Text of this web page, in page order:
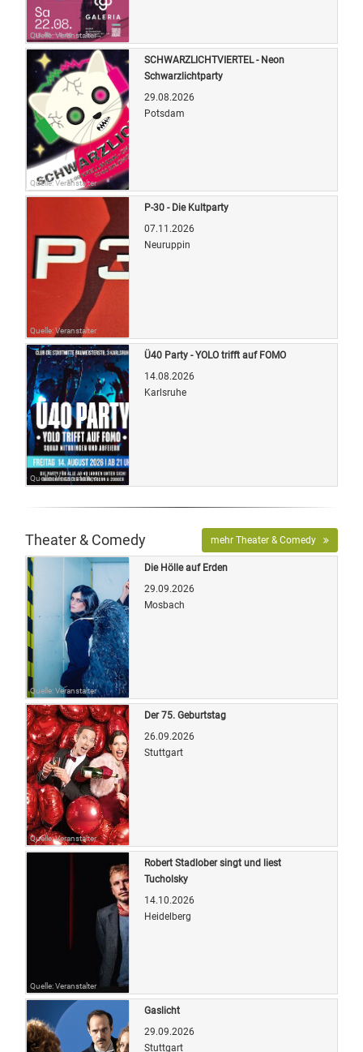
Quelle: Veranstalter
Quelle: Veranstalter
SCHWARZLICHTVIERTEL - Neon
Schwarzlichtparty
29.08.2026
Potsdam
Quelle: Veranstalter
P-30 - Die Kultparty
07.11.2026
Neuruppin
Quelle: Veranstalter
Ü40 Party - YOLO trifft auf FOMO
14.08.2026
Karlsruhe
Theater & Comedy mehr Theater & Comedy
Quelle: Veranstalter
Die Hölle auf Erden
29.09.2026
Mosbach
Quelle: Veranstalter
Der 75. Geburtstag
26.09.2026
Stuttgart
Quelle: Veranstalter
Robert Stadlober singt und liest
Tucholsky
14.10.2026
Heidelberg
Gaslicht
29.09.2026
Stuttgart